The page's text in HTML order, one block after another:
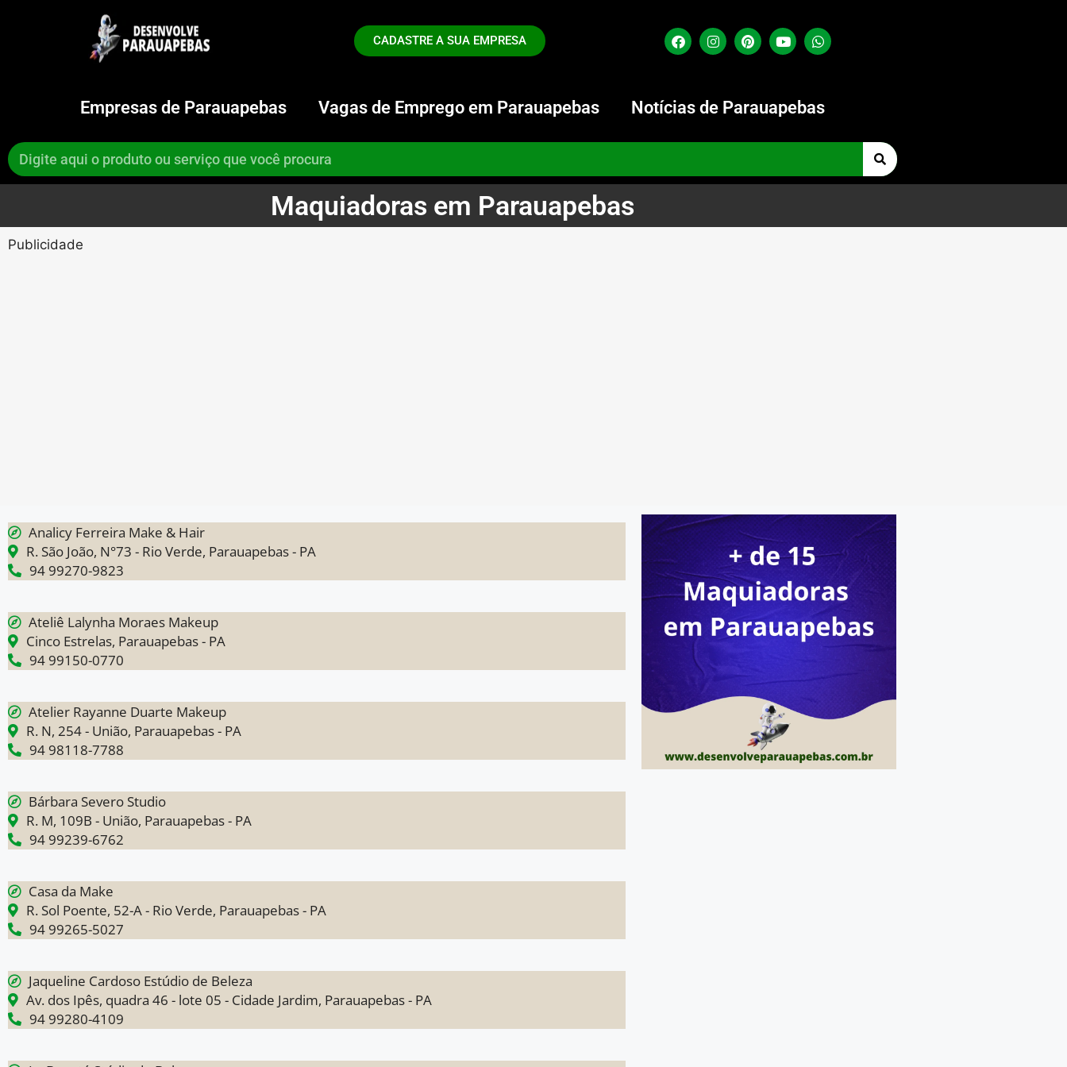
CADASTRE A SUA EMPRESA
Empresas de Parauapebas Vagas de Emprego em Parauapebas Notícias de Parauapebas
Maquiadoras em Parauapebas
Publicidade
Analicy Ferreira Make & Hair
R. São João, N°73 - Rio Verde, Parauapebas - PA
94 99270-9823
Ateliê Lalynha Moraes Makeup
Cinco Estrelas, Parauapebas - PA
94 99150-0770
Atelier Rayanne Duarte Makeup
R. N, 254 - União, Parauapebas - PA
94 98118-7788
Bárbara Severo Studio
R. M, 109B - União, Parauapebas - PA
94 99239-6762
Casa da Make
R. Sol Poente, 52-A - Rio Verde, Parauapebas - PA
94 99265-5027
Jaqueline Cardoso Estúdio de Beleza
Av. dos Ipês, quadra 46 - lote 05 - Cidade Jardim, Parauapebas - PA
94 99280-4109